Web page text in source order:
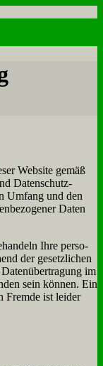
Web­site ge­mäß
Da­ten­schutz-
Um­fang und den
Da­ten
Ih­re per­so­
der ge­setz­li­chen
im
sein kön­nen. Ein
Frem­de ist lei­der